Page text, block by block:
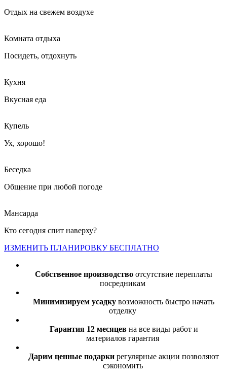
Отдых на свежем воздухе
Комната отдыха
Посидеть, отдохнуть
Кухня
Вкусная еда
Купель
Ух, хорошо!
Беседка
Общение при любой погоде
Мансарда
Кто сегодня спит наверху?
ИЗМЕНИТЬ ПЛАНИРОВКУ БЕСПЛАТНО
Собственное производство отсутствие переплаты
посредникам
Минимизируем усадку возможность быстро начать
отделку
Гарантия 12 месяцев на все виды работ и
материалов гарантия
Дарим ценные подарки регулярные акции позволяют
сэкономить